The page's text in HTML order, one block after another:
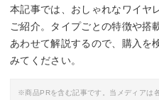
本記事では、おしゃれなワイヤ
ご紹介。タイプごとの特徴や搭
あわせて解説するので、購入を
みてください。
※商品PRを含む記事です。当メディアは